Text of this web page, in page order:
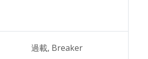
過載, Breaker